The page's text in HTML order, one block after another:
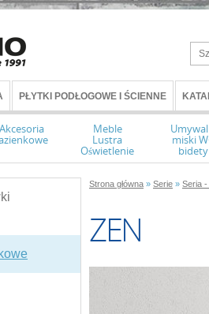
PŁYTKI PODŁOGOWE I ŚCIENNE
Akcesoria Meble
Lustra
Oświetlenie
miski
bidety
Strona główna » Serie » Seria -
ZEN